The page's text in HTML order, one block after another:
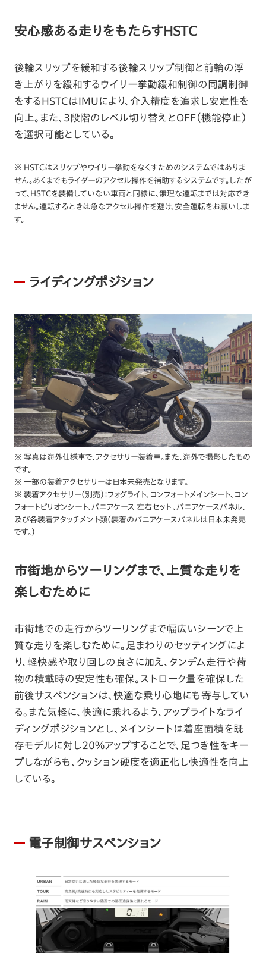
安心感ある走りをもたらすHSTC
後輪スリップを緩和する後輪スリップ制御と前輪の浮
き上がりを緩和するウイリー挙動緩和制御の同調制御
をするHSTCはIMUにより、介入精度を追求し安定性を
向上。また、3段階のレベル切り替えとOFF（機能停止）
を選択可能としている。
※ HSTCはスリップやウイリー挙動をなくすためのシステムではありま
せん。あくまでもライダーのアクセル操作を補助するシステムです。したが
って、HSTCを装備していない車両と同様に、無理な運転までは対応でき
ません。運転するときは急なアクセル操作を避け、安全運転をお願いしま
す。
ライディングポジション
※ 写真は海外仕様車で、アクセサリー装着車。また、海外で撮影したもの
です。
※ 一部の装着アクセサリーは日本未発売となります。
※ 装着アクセサリー（別売）：フォグライト、コンフォートメインシート、コン
フォートピリオンシート、パニアケース 左右セット 、パニアケースパネル、
及び各装着アタッチメント類（装着のパニアケースパネルは日本未発売
です。）
市街地からツーリングまで、上質な走りを
楽しむために
市街地での走行からツーリングまで幅広いシーンで上
質な走りを楽しむために。足まわりのセッティングによ
り、軽快感や取り回しの良さに加え、タンデム走行や荷
物の積載時の安定性も確保。ストローク量を確保した
前後サスペンションは、快適な乗り心地にも寄与してい
る。また気軽に、快適に乗れるよう、アップライトなライ
ディングポジションとし、メインシートは着座面積を既
存モデルに対し20%アップすることで、足つき性をキー
プしながらも、クッション硬度を適正化し快適性を向上
している。
電子制御サスペンション